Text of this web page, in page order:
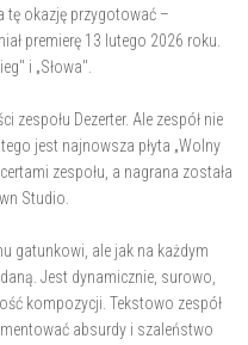
tę okazję przygotować –
premierę 13 lutego 2026 roku.
i „Słowa".
zespołu Dezerter. Ale zespół nie
jest najnowsza płyta „Wolny
zespołu, a nagrana została
Studio.
gatunkowi, ale jak na każdym
Jest dynamicznie, surowo,
kompozycji. Tekstowo zespół
absurdy i szaleństwo